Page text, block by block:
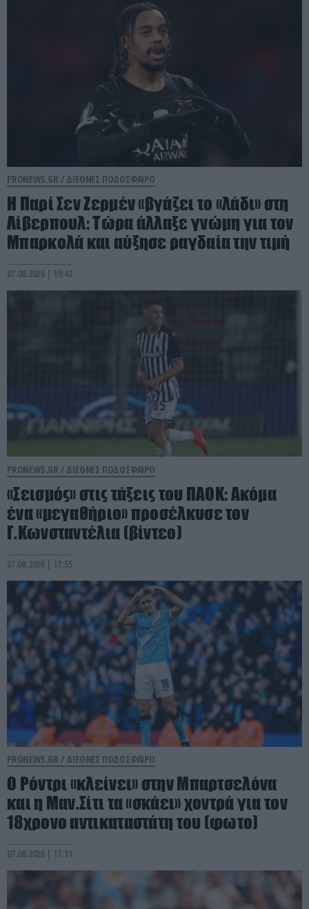
PRONEWS.GR / ΔΙΕΘΝΕΣ ΠΟΔΟΣΦΑΙΡΟ
H Παρί Σεν Ζερμέν «βγάζει το «λάδι» στη
Λίβερπουλ: Τώρα άλλαξε γνώμη για τον
Μπαρκολά και αύξησε ραγδαία την τιμή
07.08.2026 | 19:42
PRONEWS.GR / ΔΙΕΘΝΕΣ ΠΟΔΟΣΦΑΙΡΟ
«Σεισμός» στις τάξεις του ΠΑΟΚ: Aκόμα
ένα «μεγαθήριο» προσέλκυσε τον
Γ.Κωνσταντέλια (βίντεο)
07.08.2026 | 17:55
PRONEWS.GR / ΔΙΕΘΝΕΣ ΠΟΔΟΣΦΑΙΡΟ
Ο Ρόντρι «κλείνει» στην Μπαρτσελόνα
και η Μαν.Σίτι τα «σκάει» χοντρά για τον
18χρονο αντικαταστάτη του (φωτο)
07.08.2026 | 17:11